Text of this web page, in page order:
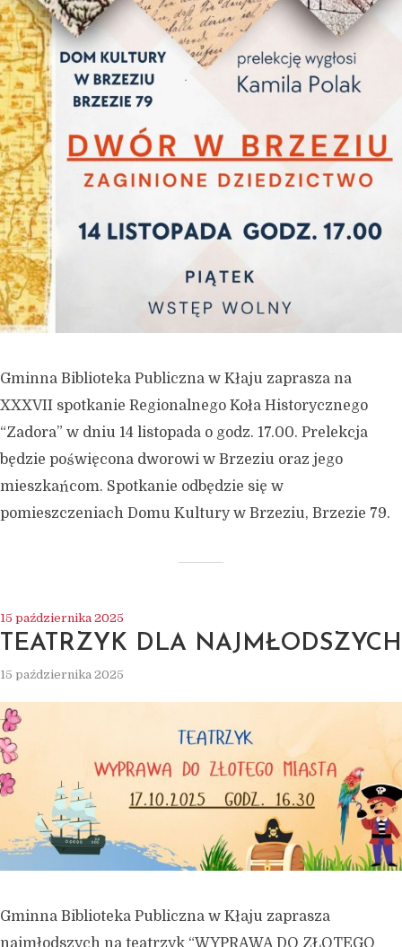
Gminna Biblioteka Publiczna w Kłaju zaprasza na
XXXVII spotkanie Regionalnego Koła Historycznego
“Zadora” w dniu 14 listopada o godz. 17.00. Prelekcja
będzie poświęcona dworowi w Brzeziu oraz jego
mieszkańcom. Spotkanie odbędzie się w
pomieszczeniach Domu Kultury w Brzeziu, Brzezie 79.
15 października 2025
TEATRZYK DLA NAJMŁODSZYCH
15 października 2025
Gminna Biblioteka Publiczna w Kłaju zaprasza
najmłodszych na teatrzyk “WYPRAWA DO ZŁOTEGO